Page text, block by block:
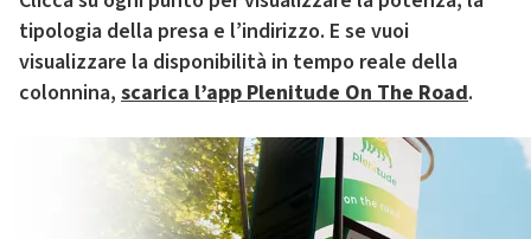
tipologia della presa e l’indirizzo. E se vuoi
visualizzare la disponibilità in tempo reale della
colonnina, scarica l’app Plenitude On The Road.